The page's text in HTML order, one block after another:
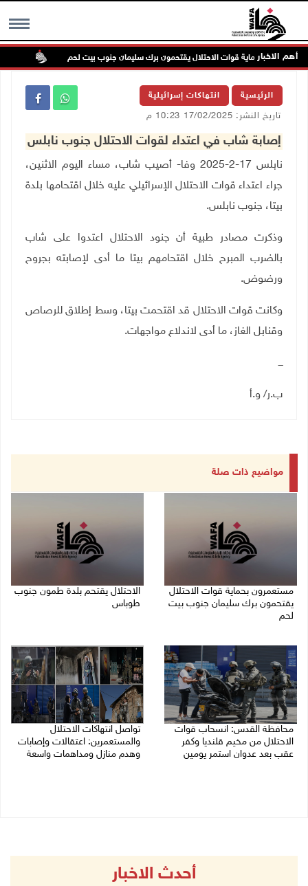
MENU أهم الاخباربحماية قوات الاحتلال يقتحمون برك سليمان جنوب بيت لحم
الرئيسية انتهاكات إسرائيلية
تاريخ النشر: 17/02/2025 10:23 م
إصابة شاب في اعتداء لقوات الاحتلال جنوب نابلس
نابلس 17-2-2025 وفا- أصيب شاب، مساء اليوم الاثنين،
جراء اعتداء قوات الاحتلال الإسرائيلي عليه خلال اقتحامها بلدة
بيتا، جنوب نابلس.
وذكرت مصادر طبية أن جنود الاحتلال اعتدوا على شاب
بالضرب المبرح خلال اقتحامهم بيتا ما أدى لإصابته بجروح
ورضوض.
وكانت قوات الاحتلال قد اقتحمت بيتا، وسط إطلاق للرصاص
وقنابل الغاز، ما أدى لاندلاع مواجهات.
ـــ
ب.ر/ و.أ
مواضيع ذات صلة
مستعمرون بحماية قوات الاحتلال
يقتحمون برك سليمان جنوب بيت
لحم
الاحتلال يقتحم بلدة طمون جنوب
طوباس
محافظة القدس: انسحاب قوات
الاحتلال من مخيم قلنديا وكفر
عقب بعد عدوان استمر يومين
تواصل انتهاكات الاحتلال
والمستعمرين: اعتقالات وإصابات
وهدم منازل ومداهمات واسعة
أحدث الاخبار